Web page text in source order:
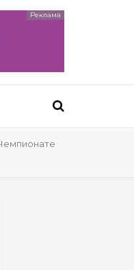
Реклама